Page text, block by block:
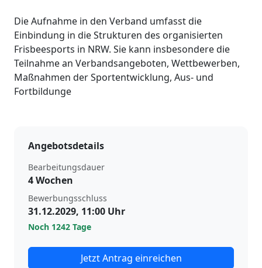
Die Aufnahme in den Verband umfasst die
Einbindung in die Strukturen des organisierten
Frisbeesports in NRW. Sie kann insbesondere die
Teilnahme an Verbandsangeboten, Wettbewerben,
Maßnahmen der Sportentwicklung, Aus- und
Fortbildunge
Angebotsdetails
Bearbeitungsdauer
4 Wochen
Bewerbungsschluss
31.12.2029, 11:00 Uhr
Noch 1242 Tage
Jetzt Antrag einreichen